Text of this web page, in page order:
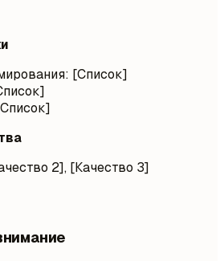
[Список]
2], [Качество 3]